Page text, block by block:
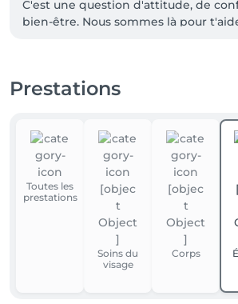
C'est une question d'attitude, de
bien-être. Nous sommes là pour
Matières douces et soyeuses,
où tout est fait pour te mettre à
Envoye valser ton quotidien, dépose
l'entrée, et laisse-toi emporter dans
détente.
www.vincianeesthetique.ch
Prestations
Toutes les
prestations
Soins du
visage
Corps